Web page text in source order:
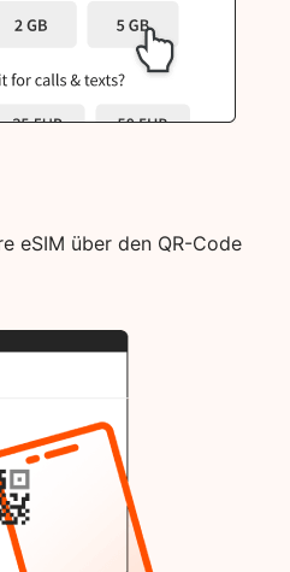
eSIM über den QR-Code